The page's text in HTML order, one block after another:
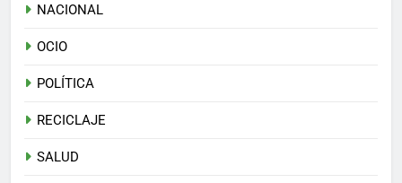
NACIONAL
OCIO
POLÍTICA
RECICLAJE
SALUD